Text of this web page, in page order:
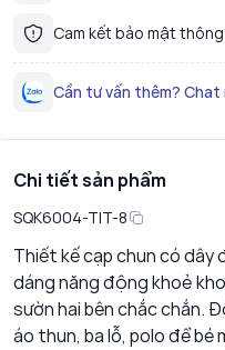
Cam kết bảo mật
Cần tư vấn thêm? Chat
Chi tiết sản phẩm
SQK6004-TIT-8
Thiết kế cạp chun có dây
dáng năng động khoẻ
sườn hai bên chắc chắn.
áo thun, ba lỗ, polo để bé